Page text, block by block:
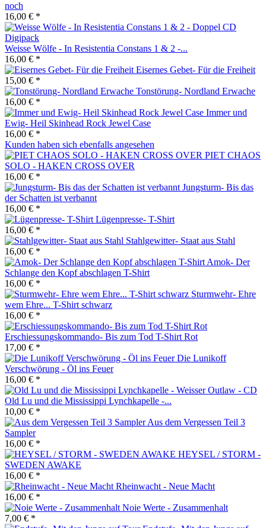
noch
16,00 € *
Weisse Wölfe - In Resistentia Constans 1 & 2 -...
16,00 € *
Eisernes Gebet- Für die Freiheit
15,00 € *
Tonstörung- Nordland Erwache
16,00 € *
Immer und
Ewig- Heil Skinhead Rock Jewel Case
16,00 € *
Kunden haben sich ebenfalls angesehen
PIET CHAOS
SOLO - HAKEN CROSS OVER
16,00 € *
Jungsturm- Bis das
der Schatten ist verbannt
16,00 € *
Lügenpresse- T-Shirt
16,00 € *
Stahlgewitter- Staat aus Stahl
16,00 € *
Amok- Der
Schlange den Kopf abschlagen T-Shirt
16,00 € *
Sturmwehr- Ehre
wem Ehre... T-Shirt schwarz
16,00 € *
Erschiessungskommando- Bis zum Tod T-Shirt Rot
17,00 € *
Die Lunikoff
Verschwörung - Öl ins Feuer
16,00 € *
Old Lu und die Mississippi Lynchkapelle -...
10,00 € *
Aus dem Vergessen Teil 3
Sampler
16,00 € *
HEYSEL / STORM -
SWEDEN AWAKE
16,00 € *
Rheinwacht - Neue Macht
16,00 € *
Noie Werte - Zusammenhalt
7,00 € *